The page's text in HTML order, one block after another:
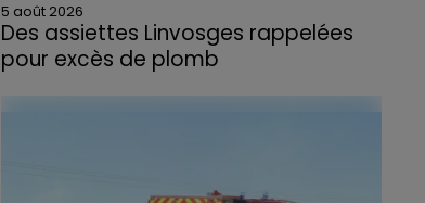
5 août 2026
Des assiettes Linvosges rappelées
pour excès de plomb